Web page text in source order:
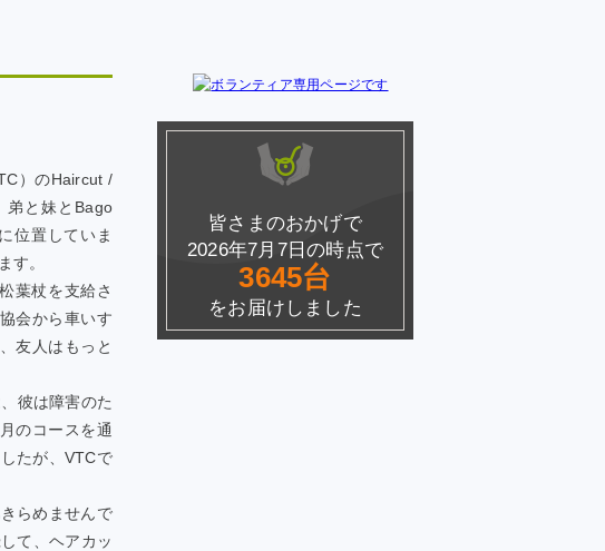
）のHaircut /
弟と妹とBago
位置していま
す。
葉杖を支給さ
会から車いす
友人はもっと
彼は障害のた
のコースを通
たが、VTCで
らめませんで
て、ヘアカッ
皆さまのおかげで
2026年7月7日の時点で
3645台
をお届けしました